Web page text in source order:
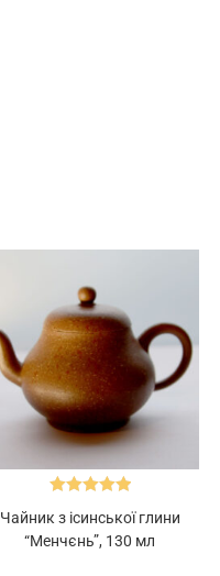
Чайник з ісинської глини
“Менчєнь”, 130 мл